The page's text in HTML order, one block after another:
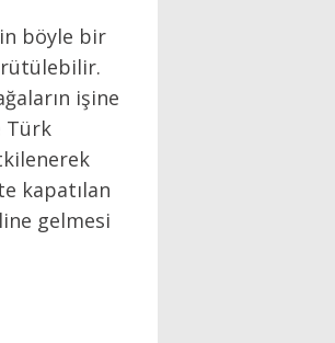
böyle bir
işine
Türk
kapatılan
gelmesi